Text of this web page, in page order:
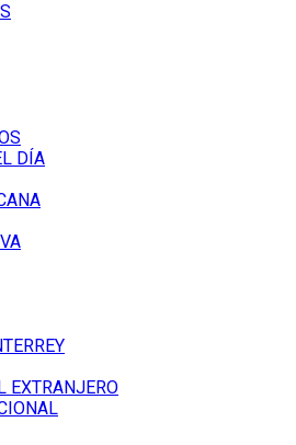
DÍA
EXTRANJERO